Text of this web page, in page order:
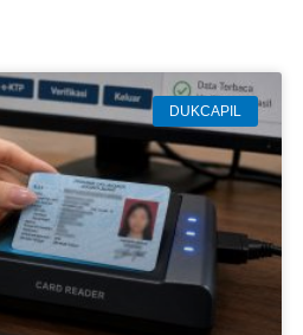
DUKCAPIL